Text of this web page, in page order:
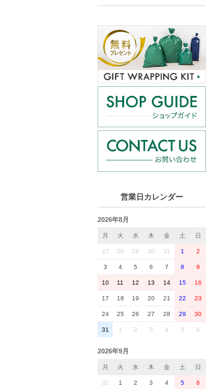
営業日カレンダー
2026年8月
月 火 水 木 金 土 日
27 28 29 30 31 1 2
3 4 5 6 7 8 9
10 11 12 13 14 15 16
17 18 19 20 21 22 23
24 25 26 27 28 29 30
31 1 2 3 4 5 6
2026年9月
月 火 水 木 金 土 日
31 1 2 3 4 5 6